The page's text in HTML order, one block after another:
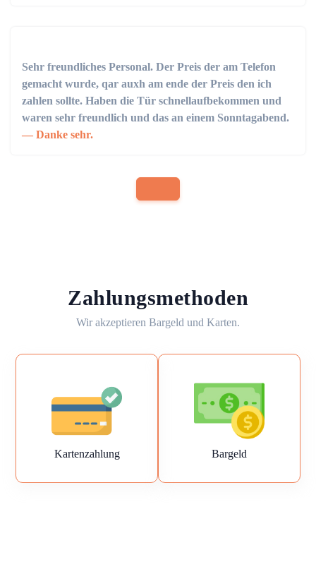
Sehr freundliches Personal. Der Preis der am Telefon
gemacht wurde, qar auxh am ende der Preis den ich
zahlen sollte. Haben die Tür schnellaufbekommen und
waren sehr freundlich und das an einem Sonntagabend.
Danke sehr.
Zahlungsmethoden
Wir akzeptieren Bargeld und Karten.
Kartenzahlung Bargeld